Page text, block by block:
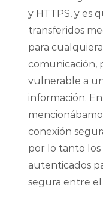
y HTTPS, y es
transferidos
para
comunicación,
vulnerable a
información.
conexión
por lo tanto los
autenticados
segura entre